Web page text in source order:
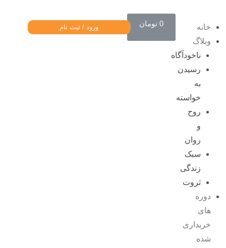
خانه
وبلاگ
ناخودآگاه
رسیدن
به
خواسته
روح
و
روان
سبک
زندگی
ثروت
دوره
های
خریداری
شده
0 تومان ورود / ثبت نام